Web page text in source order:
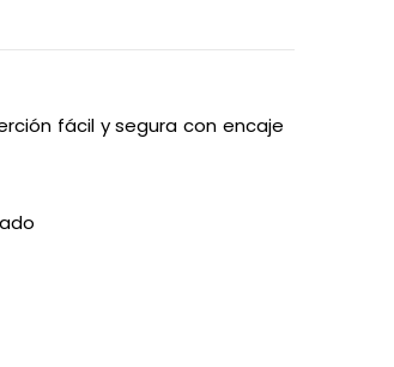
fácil y segura con encaje